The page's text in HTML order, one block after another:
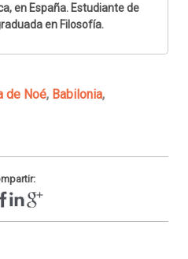
en España. Estudiante de
en Filosofía.
de Noé, Babilonia,